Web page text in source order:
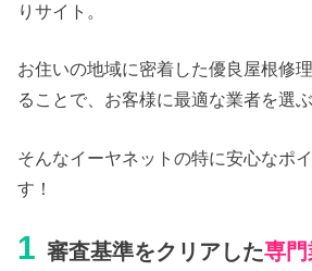
りサイト。
お住いの地域に密着した優良屋根修
ることで、お客様に最適な業者を選
そんなイーヤネットの特に安心なポ
す！
1 審査基準をクリアした専